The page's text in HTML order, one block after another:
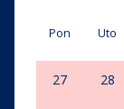
Pon Uto
27 28